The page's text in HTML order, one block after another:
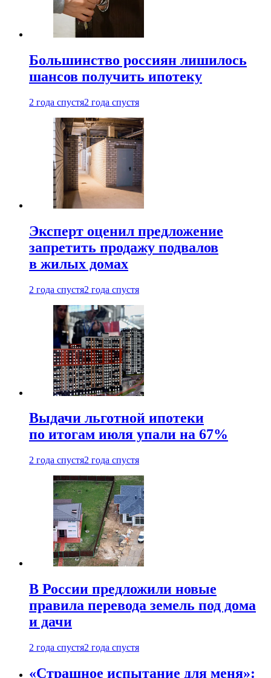
Большинство россиян лишилось
шансов получить ипотеку
2 года спустя2 года спустя
Эксперт оценил предложение
запретить продажу подвалов
в жилых домах
2 года спустя2 года спустя
Выдачи льготной ипотеки
по итогам июля упали на 67%
2 года спустя2 года спустя
В России предложили новые
правила перевода земель под дома
и дачи
2 года спустя2 года спустя
«Страшное испытание для меня»: